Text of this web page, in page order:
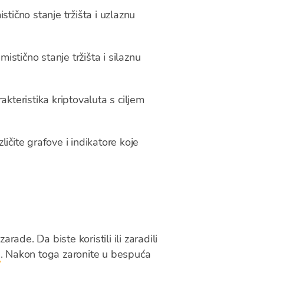
stanje tržišta i uzlaznu
stanje tržišta i silaznu
kriptovaluta s ciljem
grafove i indikatore koje
Da biste koristili ili zaradili
. Nakon toga zaronite u bespuća